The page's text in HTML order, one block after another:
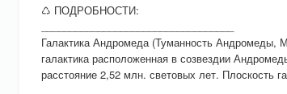
♺ ПОДРОБНОСТИ:
Галактика Андромеда (Туманность Андромеды,
галактика расположенная в созвездии
расстояние 2,52 млн. световых лет. Плоскость